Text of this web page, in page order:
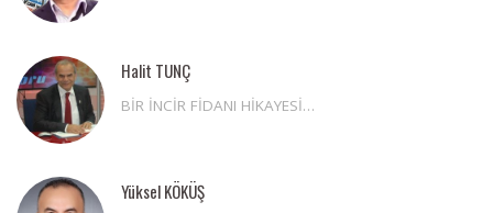
Halit TUNÇ
BİR İNCİR FİDANI HİKAYESİ…
Yüksel KÖKÜŞ